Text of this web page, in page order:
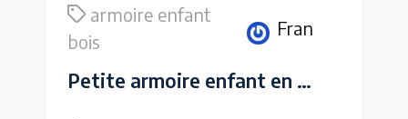
armoire enfant
bois
Fran
Petite armoire enfant en bois clair